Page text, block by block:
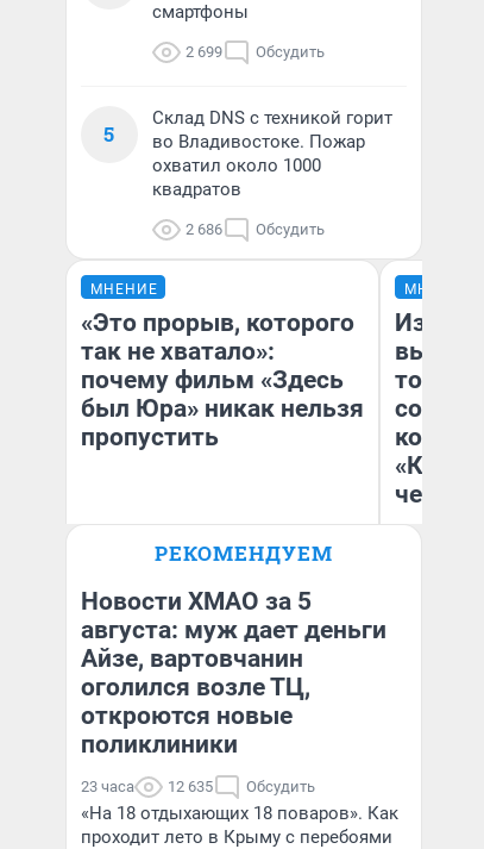
смартфоны
2 699 Обсудить
5
Склад DNS с техникой горит
во Владивостоке. Пожар
охватил около 1000
квадратов
2 686 Обсудить
МНЕНИЕ
«Это прорыв, которого
так не хватало»:
почему фильм «Здесь
был Юра» никак нельзя
пропустить
Надежда Губарь
МНЕНИЕ
РЕКОМЕНДУЕМ
Новости ХМАО за 5
августа: муж дает деньги
Айзе, вартовчанин
оголился возле ТЦ,
откроются новые
поликлиники
23 часа 12 635 Обсудить
«На 18 отдыхающих 18 поваров». Как
проходит лето в Крыму с перебоями